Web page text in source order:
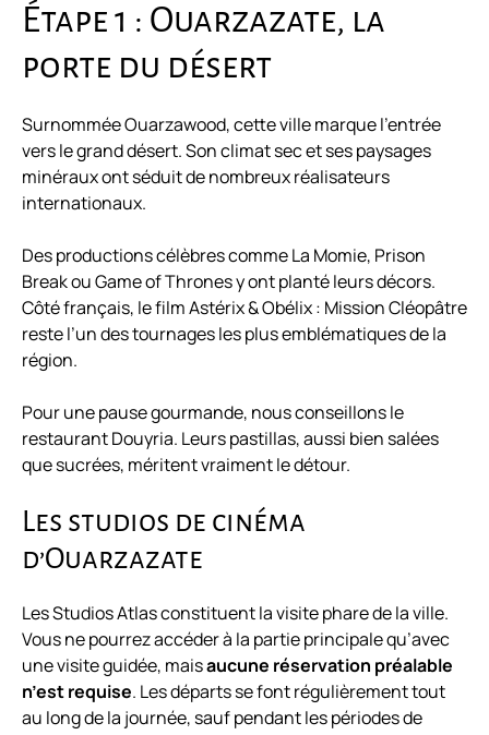
Étape 1 : Ouarzazate, la
porte du désert
Surnommée Ouarzawood, cette ville marque l’entrée
vers le grand désert. Son climat sec et ses paysages
minéraux ont séduit de nombreux réalisateurs
internationaux.
Des productions célèbres comme La Momie, Prison
Break ou Game of Thrones y ont planté leurs décors.
Côté français, le film Astérix & Obélix : Mission Cléopâtre
reste l’un des tournages les plus emblématiques de la
région.
Pour une pause gourmande, nous conseillons le
restaurant Douyria. Leurs pastillas, aussi bien salées
que sucrées, méritent vraiment le détour.
Les studios de cinéma
d’Ouarzazate
Les Studios Atlas constituent la visite phare de la ville.
Vous ne pourrez accéder à la partie principale qu’avec
une visite guidée, maisaucune réservation préalable
n’est requise. Les départs se font régulièrement tout
au long de la journée, sauf pendant les périodes de